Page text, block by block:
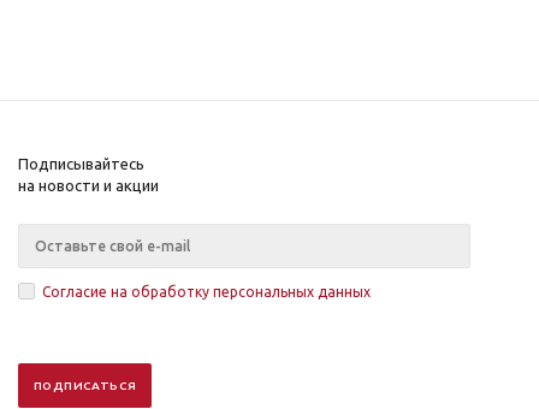
Подписывайтесь
на новости и акции
Согласие на обработку персональных данных